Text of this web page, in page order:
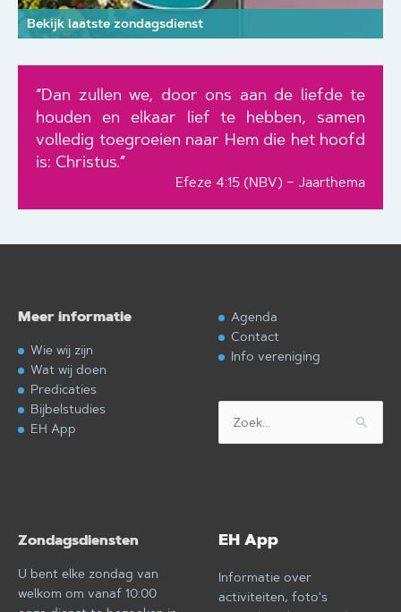
Bekijk laatste zondagsdienst
“Dan zullen we, door ons aan de liefde te
houden en elkaar lief te hebben, samen
volledig toegroeien naar Hem die het hoofd
is: Christus.”
Efeze 4:15 (NBV) – Jaarthema
Meer informatie
Wie wij zijn
Wat wij doen
Predicaties
Bijbelstudies
EH App
Agenda
Contact
Info vereniging
naar:
Zondagsdiensten
U bent elke zondag van
welkom om vanaf 10:00
EH App
Informatie over
activiteiten, foto's